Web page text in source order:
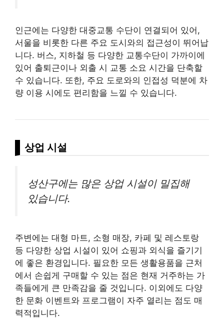
인근에는 다양한 대중교통 수단이 연결되어 있어,
서울을 비롯한 다른 주요 도시와의 접근성이 뛰어납
니다. 버스, 지하철 등 다양한 교통수단이 가까이에
있어 출퇴근이나 외출 시 교통 소요 시간을 단축할
수 있습니다. 또한, 주요 도로와의 인접성 덕분에 차
량 이용 시에도 편리함을 느낄 수 있습니다.
상업 시설
성산구에는 많은 상업 시설이 밀집해
있습니다.
주변에는 대형 마트, 소형 매장, 카페 및 레스토랑
등 다양한 상업 시설이 있어 쇼핑과 외식을 즐기기
에 좋은 환경입니다. 필요한 모든 생활용품을 근처
에서 손쉽게 구매할 수 있는 점은 현재 거주하는 가
족들에게 큰 만족감을 줄 것입니다. 이외에도 다양
한 문화 이벤트와 프로그램이 자주 열리는 점도 매
력적입니다.